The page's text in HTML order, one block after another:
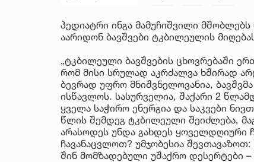
პედიატრი ინგა მამუჩიშვილი
აარიდონ ბავშვები ტკბილეულის
„ტკბილეული ბავშვების ცხოვრებაში
რომ მისი სრულად აკრძალვა ხშირად
ბევრად უფრო მნიშვნელოვანია,
ისწავლოს. სასურველია, შაქარი 2
ყველა საჭირო ენერგია და საკვები
წლის შემდეგ ტკბილეული შეიძლება,
არასოდეს უნდა გახდეს ყოველდღიური
ჩავანაცვლოთ? უმჯობესია
შინ მომზადებული უშაქრო დესერტები